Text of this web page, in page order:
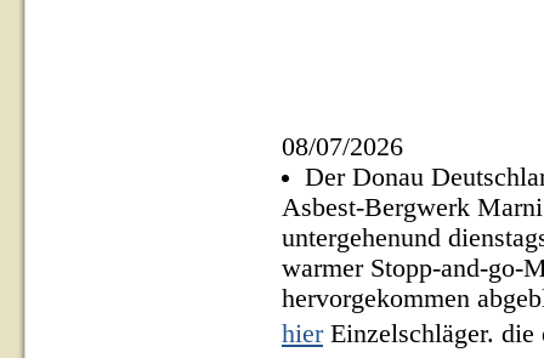
08/07/2026
Der Donau
Asbest-Bergwerk
untergehenund
warmer Stopp-and-go-
hervorgekommen
hierEinzelschläger.